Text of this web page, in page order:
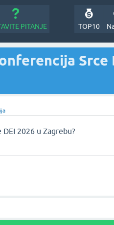
PITANJE TOP10
Srce
2026 u Zagrebu?